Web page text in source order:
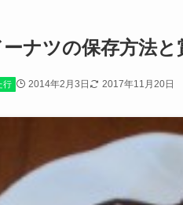
ナツの保存方法と
行 2014年2月3日 2017年11月20日